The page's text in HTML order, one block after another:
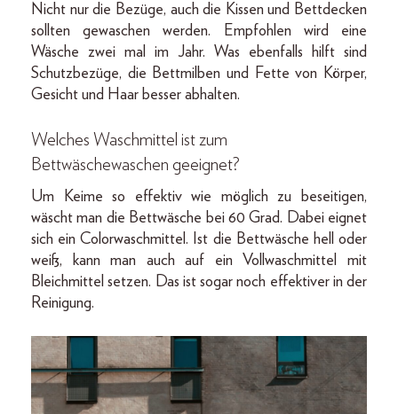
Nicht nur die Bezüge, auch die Kissen und Bettdecken
sollten gewaschen werden. Empfohlen wird eine
Wäsche zwei mal im Jahr. Was ebenfalls hilft sind
Schutzbezüge, die Bettmilben und Fette von Körper,
Gesicht und Haar besser abhalten.
Welches Waschmittel ist zum
Bettwäschewaschen geeignet?
Um Keime so effektiv wie möglich zu beseitigen,
wäscht man die Bettwäsche bei 60 Grad. Dabei eignet
sich ein Colorwaschmittel. Ist die Bettwäsche hell oder
weiß, kann man auch auf ein Vollwaschmittel mit
Bleichmittel setzen. Das ist sogar noch effektiver in der
Reinigung.